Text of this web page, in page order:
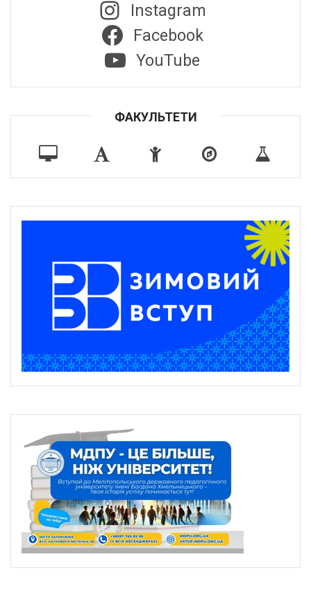
Instagram
Facebook
YouTube
ФАКУЛЬТЕТИ